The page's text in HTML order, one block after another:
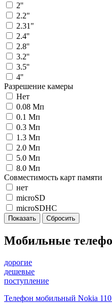
2''
2.2"
2.31"
2.4''
2.8''
3.2''
3.5''
4''
Разрешение камеры
Нет
0.08 Мп
0.1 Мп
0.3 Мп
1.3 Мп
2.0 Мп
5.0 Мп
8.0 Мп
Совместимость карт памяти
нет
microSD
microSDHC
Мобильные
дорогие
дешевые
поступление
Телефон мобильный Nokia